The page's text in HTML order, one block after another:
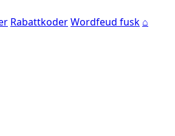
RabattkoderWordfeud fusk ⌂